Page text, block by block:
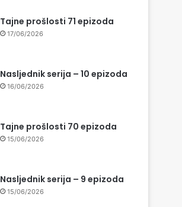
Tajne prošlosti 71 epizoda
17/06/2026
Nasljednik serija – 10 epizoda
16/06/2026
Tajne prošlosti 70 epizoda
15/06/2026
Nasljednik serija – 9 epizoda
15/06/2026